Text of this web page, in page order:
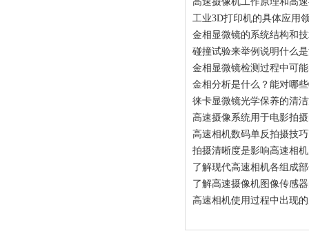
工业3D打印机的具体应用
金相显微镜的系统结构和
碰撞试验来举例说明什么
金相显微镜检测过程中可
金相分析是什么？能对哪
徕卡显微镜光学保养的清
高速摄像系统用于电影拍
高速相机数码单反拍摄技
拍摄清晰度是影响高速相
了解现代高速相机各组成
了解高速摄像机图像传感
高速相机使用过程中出现